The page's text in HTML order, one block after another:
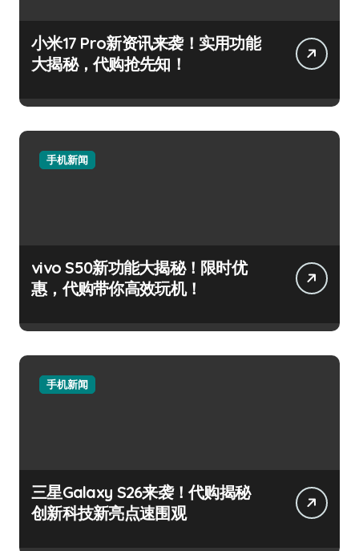
小米17 Pro新资讯来袭！实用功能
大揭秘，代购抢先知！
手机新闻
vivo S50新功能大揭秘！限时优
惠，代购带你高效玩机！
手机新闻
三星Galaxy S26来袭！代购揭秘
创新科技新亮点速围观